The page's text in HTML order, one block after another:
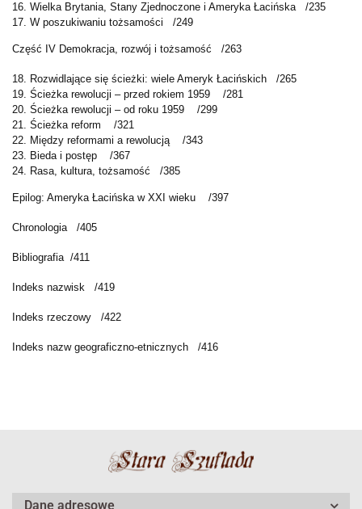
16. Wielka Brytania, Stany Zjednoczone i Ameryka Łacińska /235
17. W poszukiwaniu tożsamości /249
Część IV Demokracja, rozwój i tożsamość /263
18. Rozwidlające się ścieżki: wiele Ameryk Łacińskich /265
19. Ścieżka rewolucji – przed rokiem 1959 /281
20. Ścieżka rewolucji – od roku 1959 /299
21. Ścieżka reform /321
22. Między reformami a rewolucją /343
23. Bieda i postęp /367
24. Rasa, kultura, tożsamość /385
Epilog: Ameryka Łacińska w XXI wieku /397
Chronologia /405
Bibliografia /411
Indeks nazwisk /419
Indeks rzeczowy /422
Indeks nazw geograficzno-etnicznych /416
Dane adresowe